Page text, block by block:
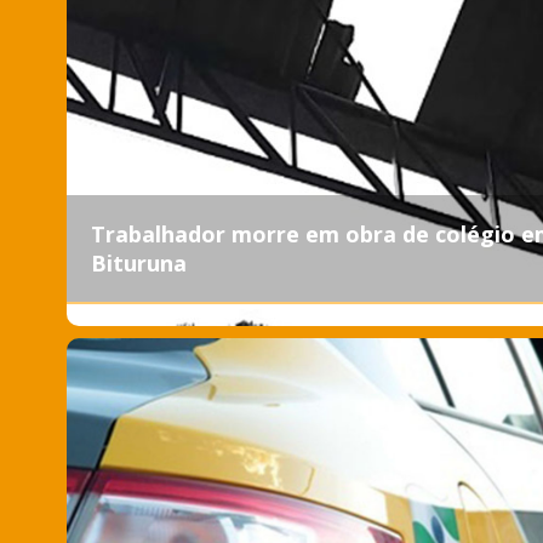
Trabalhador morre em obra de colégio
Bituruna